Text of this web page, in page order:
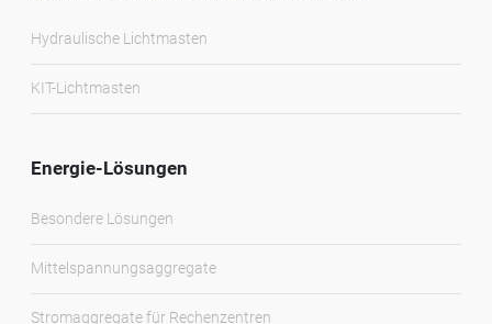
Hydraulische Lichtmasten
KIT-Lichtmasten
Energie-Lösungen
Besondere Lösungen
Mittelspannungsaggregate
Stromaggregate für Rechenzentren